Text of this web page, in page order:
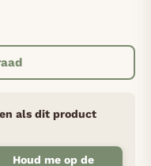
als dit product
Houd me op de